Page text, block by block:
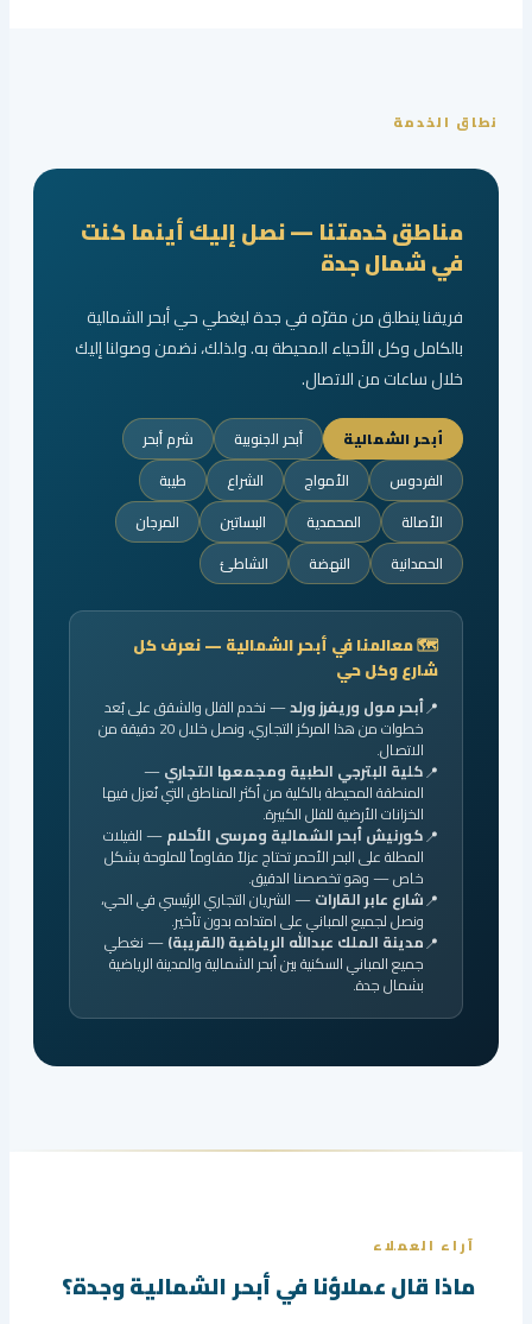
نطاق الخدمة
مناطق خدمتنا — نصل إليك أينما كنت
في شمال جدة
فريقنا ينطلق من مقرّه في جدة ليغطي حي أبحر الشمالية
بالكامل وكل الأحياء المحيطة به. ولذلك، نضمن وصولنا إليك
خلال ساعات من الاتصال.
أبحر الشمالية أبحر الجنوبية
شرم أبحر
الفردوس
الأمواج الشراع
طيبة
الأصالة
المحمدية البساتين
المرجان
الحمدانية
النهضة الشاطئ
🗺️ معالمنا في أبحر الشمالية — نعرف كل
شارع وكل حي
أبحر مول وريفرز ورلد— نخدم الفلل والشقق على بُعد
خطوات من هذا المركز التجاري، ونصل خلال 20 دقيقة من
الاتصال.
كلية البترجي الطبية ومجمعها التجاري—
المنطقة المحيطة بالكلية من أكثر المناطق التي نُعزل فيها
الخزانات الأرضية للفلل الكبيرة.
كورنيش أبحر الشمالية ومرسى الأحلام— الفيلات
المطلة على البحر الأحمر تحتاج عزلاً مقاوماً للملوحة بشكل
خاص — وهو تخصصنا الدقيق.
شارع عابر القارات— الشريان التجاري الرئيسي في الحي،
ونصل لجميع المباني على امتداده بدون تأخير.
مدينة الملك عبدالله الرياضية (القريبة)— نغطي
جميع المباني السكنية بين أبحر الشمالية والمدينة الرياضية
بشمال جدة.
آراء العملاء
ماذا قال عملاؤنا في أبحر الشمالية وجدة؟